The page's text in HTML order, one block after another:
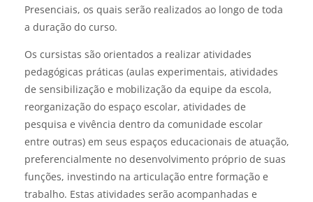
Presenciais, os quais serão realizados ao longo de toda
a duração do curso.
Os cursistas são orientados a realizar atividades
pedagógicas práticas (aulas experimentais, atividades
de sensibilização e mobilização da equipe da escola,
reorganização do espaço escolar, atividades de
pesquisa e vivência dentro da comunidade escolar
entre outras) em seus espaços educacionais de atuação,
preferencialmente no desenvolvimento próprio de suas
funções, investindo na articulação entre formação e
trabalho. Estas atividades serão acompanhadas e